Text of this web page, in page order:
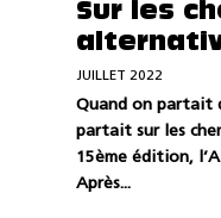
Sur les
JUILLET 2022
Quand on partait
partait sur les
15ème édition,
Après...